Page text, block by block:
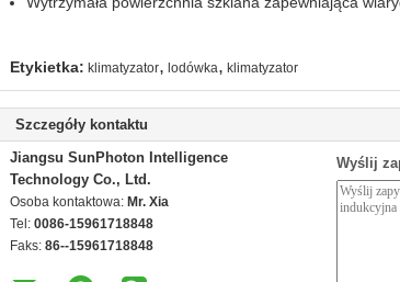
Etykietka: klimatyzator, lodówka, klimatyzator
Szczegóły kontaktu
Jiangsu SunPhoton Intelligence
Technology Co., Ltd.
Osoba kontaktowa: Mr. Xia
Tel: 0086-15961718848
Faks: 86--15961718848
Wyślij